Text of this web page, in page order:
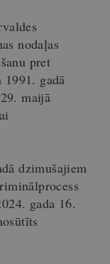
nodaļas
pret
gadā
maijā
dzimušajiem
gada 16.